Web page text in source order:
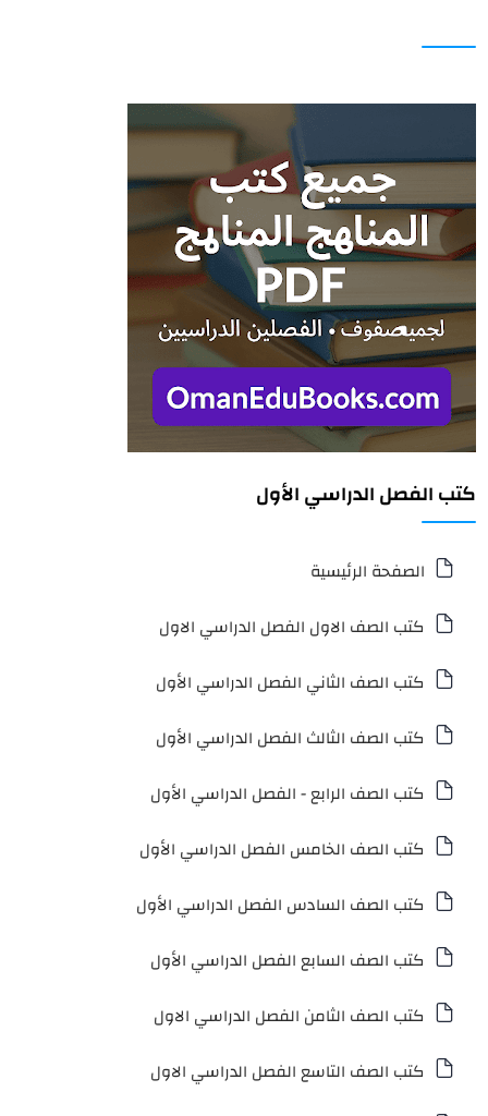
كتب الفصل الدراسي الأول
الصفحة الرئيسية
كتب الصف الاول الفصل الدراسي الاول
كتب الصف الثاني الفصل الدراسي الأول
كتب الصف الثالث الفصل الدراسي الأول
كتب الصف الرابع - الفصل الدراسي الأول
كتب الصف الخامس الفصل الدراسي الأول
كتب الصف السادس الفصل الدراسي الأول
كتب الصف السابع الفصل الدراسي الأول
كتب الصف الثامن الفصل الدراسي الاول
كتب الصف التاسع الفصل الدراسي الاول